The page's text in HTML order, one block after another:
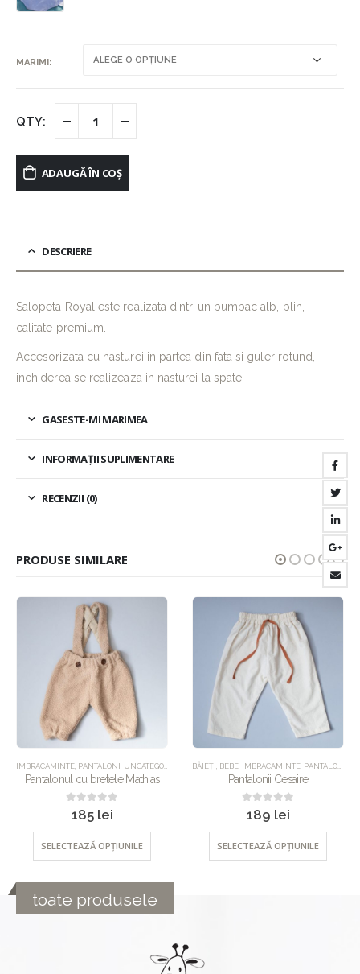
MARIMI
ADAUGĂ ÎN COȘ
DESCRIERE
Salopeta Royal este realizata dintr-un bumbac alb, plin,
calitate premium.
Accesorizata cu nasturei in partea din fata si guler rotund,
inchiderea se realizeaza in nasturei la spate.
GASESTE-MI MARIMEA
INFORMAȚII SUPLIMENTARE
RECENZII (0)
PRODUSE SIMILARE
IMBRACAMINTE, PANTALONI , UNCATEGORIZED
Pantalonul cu bretele Mathias
out of 5
185 lei
SELECTEAZĂ OPȚIUNILE
BĂIEȚI , BEBE, IMBRACAMINTE, PANTALONI
Pantalonii Cesaire
out of 5
189 lei
SELECTEAZĂ OPȚIUNILE
toate produsele